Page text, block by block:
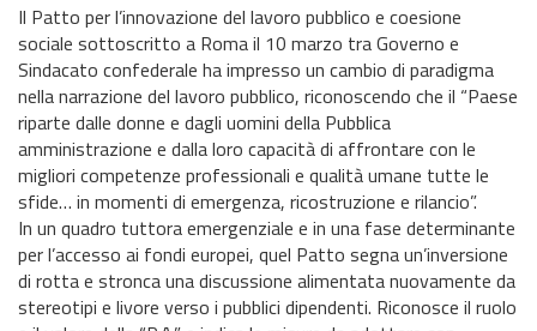
Il Patto per l’innovazione del lavoro pubblico e coesione
sociale sottoscritto a Roma il 10 marzo tra Governo e
Sindacato confederale ha impresso un cambio di paradigma
nella narrazione del lavoro pubblico, riconoscendo che il “Paese
riparte dalle donne e dagli uomini della Pubblica
amministrazione e dalla loro capacità di affrontare con le
migliori competenze professionali e qualità umane tutte le
sfide… in momenti di emergenza, ricostruzione e rilancio”.
In un quadro tuttora emergenziale e in una fase determinante
per l’accesso ai fondi europei, quel Patto segna un’inversione
di rotta e stronca una discussione alimentata nuovamente da
stereotipi e livore verso i pubblici dipendenti. Riconosce il ruolo